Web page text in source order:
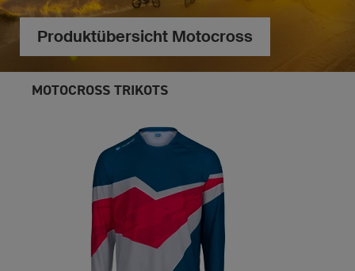
Produktübersicht Motocross
MOTOCROSS TRIKOTS